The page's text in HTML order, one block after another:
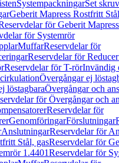
SystempackningarSet
Geberit Mapress Rostfritt Stål
för Geberit
för Systemrör
MuffarReservdelar för
Reservdelar för
Reservdelar för T-rörInvändig
Övergångar ej
löstagbaraÖvergångar och
för Övergångar och
Reservdelar för
GenomföringarFörslutningar
AnslutningarReservdelar för
Stål, gasReservdelar för
1.4401Reservdelar för